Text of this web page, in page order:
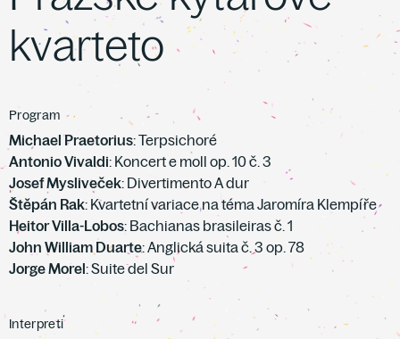
kvarteto
Program
Michael Praetorius: Terpsichoré
Antonio Vivaldi: Koncert e moll op. 10 č. 3
Josef Mysliveček: Divertimento A dur
Štěpán Rak: Kvartetní variace na téma Jaromíra Klempíře
Heitor Villa-Lobos: Bachianas brasileiras č. 1
John William Duarte: Anglická suita č. 3 op. 78
Jorge Morel: Suite del Sur
Interpreti